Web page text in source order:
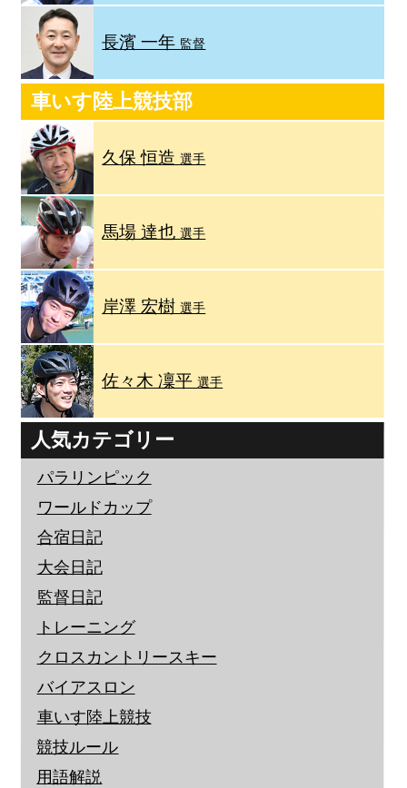
長濱 一年 監督
車いす陸上競技部
久保 恒造選手
馬場 達也選手
岸澤 宏樹選手
佐々木 凜平選手
人気カテゴリー
パラリンピック
ワールドカップ
合宿日記
大会日記
監督日記
トレーニング
クロスカントリースキー
バイアスロン
車いす陸上競技
競技ルール
用語解説